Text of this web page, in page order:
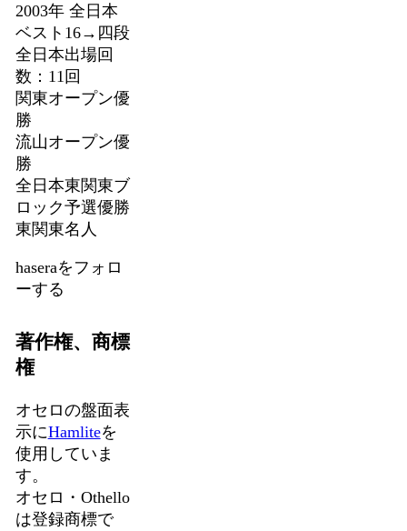
2003年 全日本
ベスト16→四段
全日本出場回
数：11回
関東オープン優
勝
流山オープン優
勝
全日本東関東ブ
ロック予選優勝
東関東名人
haseraをフォロ
ーする
著作権、商標
権
オセロの盤面表
示にHamliteを
使用していま
す。
オセロ・Othello
は登録商標で